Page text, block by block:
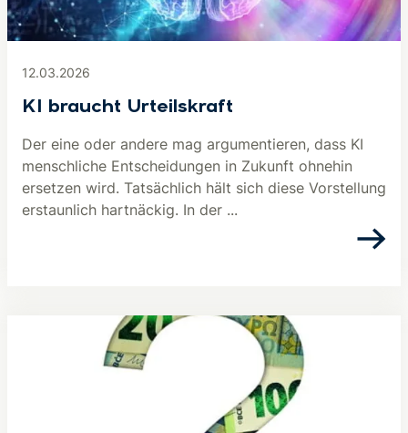
12.03.2026
KI braucht Urteilskraft
Der eine oder andere mag argumentieren, dass KI
menschliche Entscheidungen in Zukunft ohnehin
ersetzen wird. Tatsächlich hält sich diese Vorstellung
erstaunlich hartnäckig. In der ...